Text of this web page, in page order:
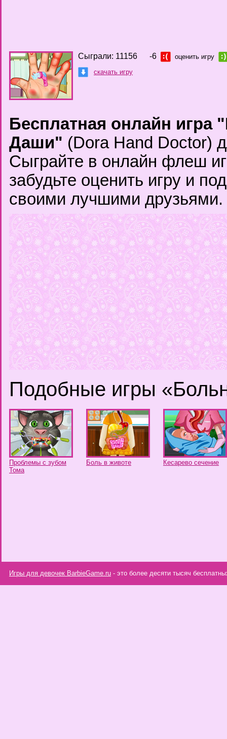
Сыграли: 11156 -6
оценить игру
скачать игру
Бесплатная онлайн игра
Даши" (Dora Hand Doctor)
Сыграйте в онлайн флеш
забудьте оценить игру и
своими лучшими друзьями.
Подобные игры
Проблемы с зубом
Тома
Боль в животе Кесарево сечение
Игры для девочек BarbieGame.ru - это более десяти тысяч